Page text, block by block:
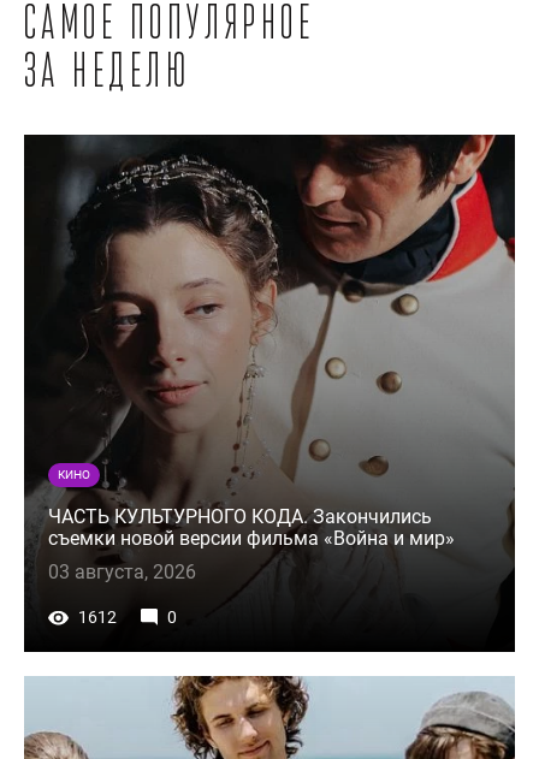
Самое популярное
за неделю
КИНО
ЧАСТЬ КУЛЬТУРНОГО КОДА. Закончились
съемки новой версии фильма «Война и мир»
03 августа, 2026
1612 0